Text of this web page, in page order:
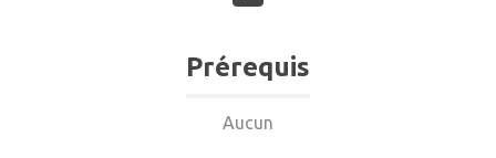
Prérequis
Aucun